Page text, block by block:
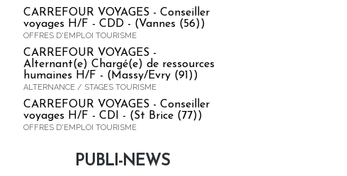
CARREFOUR VOYAGES - Conseiller
voyages H/F - CDD - (Vannes (56))
OFFRES D'EMPLOI TOURISME
CARREFOUR VOYAGES -
Alternant(e) Chargé(e) de ressources
humaines H/F - (Massy/Evry (91))
ALTERNANCE / STAGES TOURISME
CARREFOUR VOYAGES - Conseiller
voyages H/F - CDI - (St Brice (77))
OFFRES D'EMPLOI TOURISME
PUBLI-NEWS